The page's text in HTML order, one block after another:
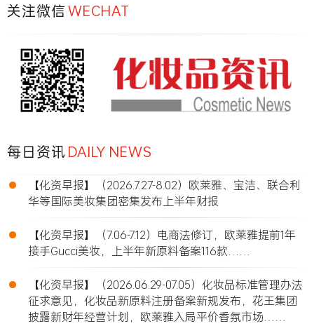
关注微信WECHAT
每日资讯DAILY NEWS
•
【化资早报】（2026.7.27-8.02）欧莱雅、宝洁、联合利
华等国际美妆集团密集发布上半年财报
•
【化资早报】（7.06-7.12）电商法修订，欧莱雅提前1年
接手Gucci美妆，上半年新原料备案116款……
•
【化资早报】（2026.06.29-07.05）化妆品标准管理办法
征求意见，化妆品新原料注册备案新规发布，花王集团
披露新财年经营计划，欧莱雅入局平价香氛市场……